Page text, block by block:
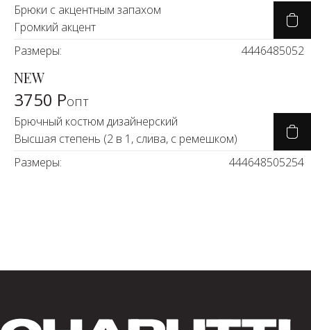
Брюки с акцентным запахом
Громкий акцент
Размеры:
4446485052
NEW
3750 Ропт
Брючный костюм дизайнерский
Высшая степень (2 в 1, слива, с ремешком)
Размеры:
444648505254